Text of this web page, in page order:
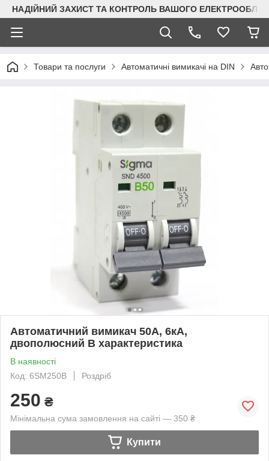
НАДІЙНИЙ ЗАХИСТ ТА КОНТРОЛЬ ВАШОГО
Товари та послуги Автоматичні вимикачі на DIN
Автоматичний вимикач 50А, 6кА,
двополюсний B характеристика
В наявності
Код: 6SM250B
Роздріб
250 ₴
Мінімальна сума замовлення на сайті — 350 ₴
Купити